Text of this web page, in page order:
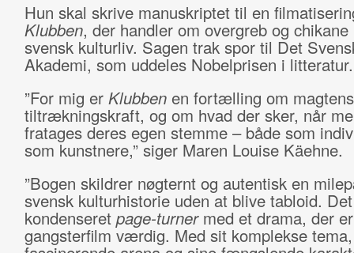
Hun skal skrive manuskriptet til en
Klubben, der handler om overgreb og
svensk kulturliv. Sagen trak spor til Det
Akademi, som uddeles Nobelprisen i litteratur.
”For mig er Klubbenen fortælling om magtens
tiltrækningskraft, og om hvad der sker, når
fratages deres egen stemme – både som
som kunstnere,” siger Maren Louise Käehne.
”Bogen skildrer nøgternt og autentisk en
svensk kulturhistorie uden at blive tabloid.
kondenseret page-turnermed et drama, der
gangsterfilm værdig. Med sit komplekse